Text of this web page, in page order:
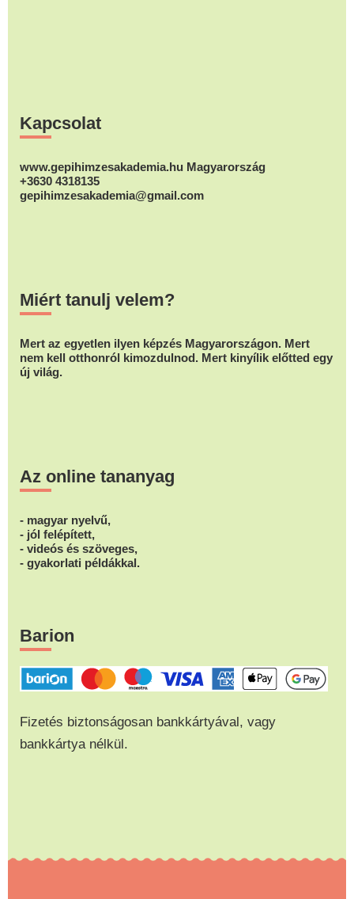
Kapcsolat
www.gepihimzesakademia.hu Magyarország
+3630 4318135
gepihimzesakademia@gmail.com
Miért tanulj velem?
Mert az egyetlen ilyen képzés Magyarországon. Mert
nem kell otthonról kimozdulnod. Mert kinyílik előtted egy
új világ.
Az online tananyag
- magyar nyelvű,
- jól felépített,
- videós és szöveges,
- gyakorlati példákkal.
Barion
Fizetés biztonságosan bankkártyával, vagy
bankkártya nélkül.